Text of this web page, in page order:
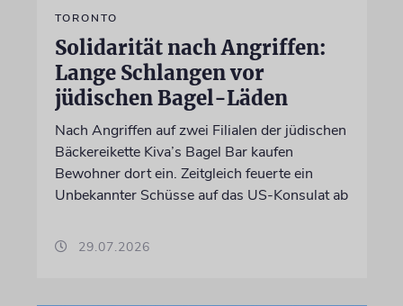
TORONTO
Solidarität nach Angriffen:
Lange Schlangen vor
jüdischen Bagel-Läden
Nach Angriffen auf zwei Filialen der jüdischen
Bäckereikette Kiva’s Bagel Bar kaufen
Bewohner dort ein. Zeitgleich feuerte ein
Unbekannter Schüsse auf das US-Konsulat ab
29.07.2026